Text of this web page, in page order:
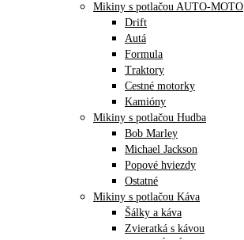
Mikiny s potlačou AUTO-MOTO
Drift
Autá
Formula
Traktory
Cestné motorky
Kamióny
Mikiny s potlačou Hudba
Bob Marley
Michael Jackson
Popové hviezdy
Ostatné
Mikiny s potlačou Káva
Šálky a káva
Zvieratká s kávou